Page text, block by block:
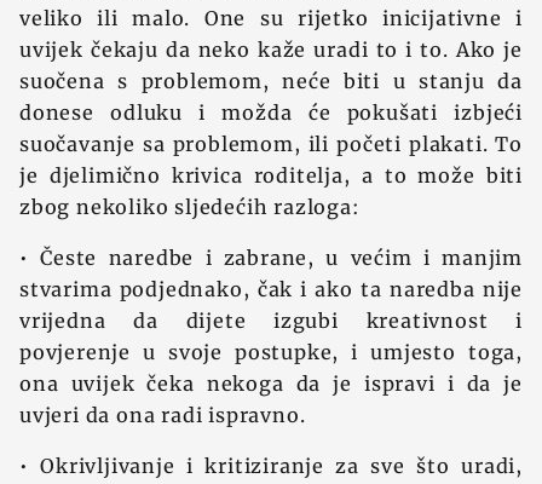
veliko ili malo. One su rijetko inicijativne i
uvijek čekaju da neko kaže uradi to i to. Ako je
suočena s problemom, neće biti u stanju da
donese odluku i možda će pokušati izbjeći
suočavanje sa problemom, ili početi plakati. To
je djelimično krivica roditelja, a to može biti
zbog nekoliko sljedećih razloga:
• Česte naredbe i zabrane, u većim i manjim
stvarima podjednako, čak i ako ta naredba nije
vrijedna da dijete izgubi kreativnost i
povjerenje u svoje postupke, i umjesto toga,
ona uvijek čeka nekoga da je ispravi i da je
uvjeri da ona radi ispravno.
• Okrivljivanje i kritiziranje za sve što uradi,